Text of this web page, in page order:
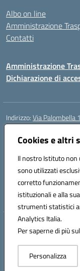
Cookies e altri
Il nostro Istituto
sono utilizzati
corretto
istituzionali e alla
strumenti statistici
Analytics Italia.
Per saperne di più
Personalizza
Albo on line
Amministrazione
Contatti
Amministrazione
Dichiarazione di
Indirizzo:Via Palombella
Centralino:
Posta elettronica
Codice fiscale:
Codice meccanografico:
Codice Indice delle
Codice unico di
Hosting